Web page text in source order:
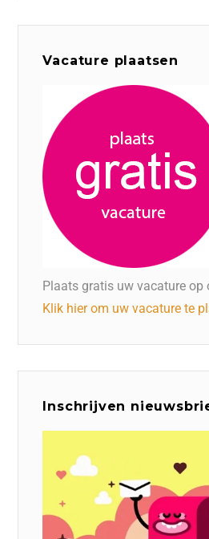
Vacature plaatsen
Plaats gratis uw vacature op
Klik hier om uw vacature te
Inschrijven